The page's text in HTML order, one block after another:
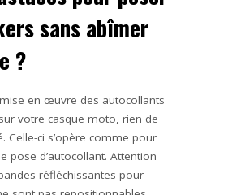
sans abîmer
?
en œuvre des autocollants
votre casque moto, rien de
Celle-ci s’opère comme pour
pose d’autocollant. Attention
réfléchissantes pour